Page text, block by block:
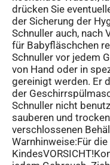
drücken Sie
der Sicherung der
Schnuller auch, nach
für Babyfläschchen
Schnuller vor jedem
von Hand oder in
gereinigt werden. Er
der
Schnuller nicht
sauberen und
verschlossenen
Warnhinweise:Für